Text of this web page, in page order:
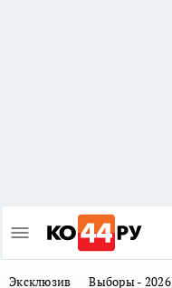
Эксклюзив Выборы - 2026